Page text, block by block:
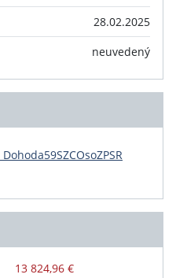
28.02.2025
neuvedený
13 824,96 €